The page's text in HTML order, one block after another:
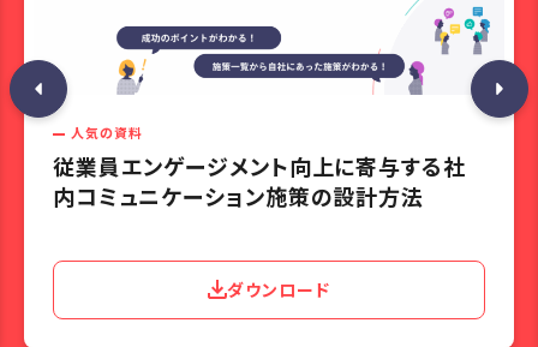
人気の資料
従業員エンゲージメント向上に寄与する社
内コミュニケーション施策の設計方法
ダウンロード